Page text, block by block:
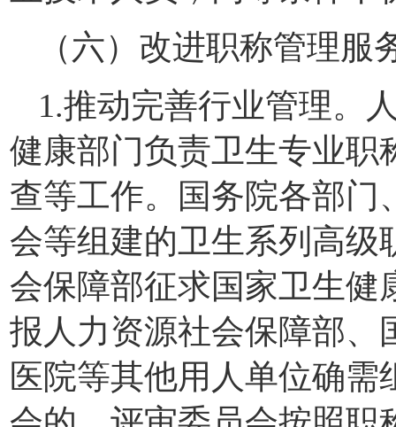
（六）改进职称管理服
1.推动完善行业管理。
健康部门负责卫生专业职
查等工作。国务院各部门
会等组建的卫生系列高级
会保障部征求国家卫生健
报人力资源社会保障部、
医院等其他用人单位确